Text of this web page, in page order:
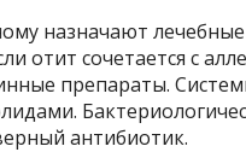
назначают
отит сочетается с
препараты.
антибиотик.